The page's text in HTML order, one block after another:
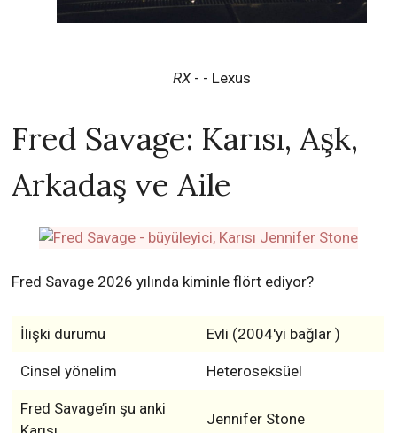
RX- - Lexus
Fred Savage: Karısı, Aşk,
Arkadaş ve Aile
Fred Savage 2026 yılında kiminle flört ediyor?
İlişki durumu Evli (2004'yi bağlar )
Cinsel yönelim Heteroseksüel
Fred Savage’in şu anki
Jennifer Stone